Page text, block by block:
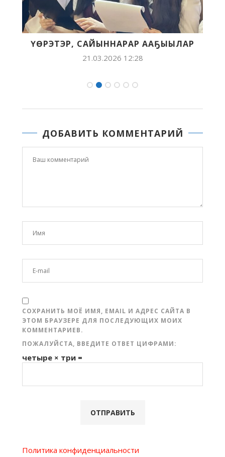
ҮӨРЭТЭР, САЙЫННАРАР ААҔЫЫЛАР
21.03.2026 12:28
ДОБАВИТЬ КОММЕНТАРИЙ
СОХРАНИТЬ МОЁ ИМЯ, EMAIL И АДРЕС САЙТА В
ЭТОМ БРАУЗЕРЕ ДЛЯ ПОСЛЕДУЮЩИХ МОИХ
КОММЕНТАРИЕВ.
ПОЖАЛУЙСТА, ВВЕДИТЕ ОТВЕТ ЦИФРАМИ:
четыре × три =
Политика конфиденциальности